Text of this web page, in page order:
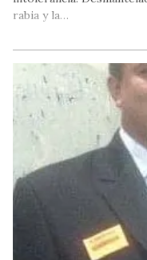
rabia y la…